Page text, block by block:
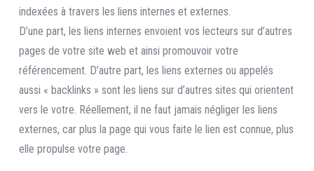
indexées à travers les liens internes et externes.
D’une part, les liens internes envoient vos lecteurs sur d’autres
pages de votre site web et ainsi promouvoir votre
référencement. D’autre part, les liens externes ou appelés
aussi « backlinks » sont les liens sur d’autres sites qui orientent
vers le votre. Réellement, il ne faut jamais négliger les liens
externes, car plus la page qui vous faite le lien est connue, plus
elle propulse votre page.